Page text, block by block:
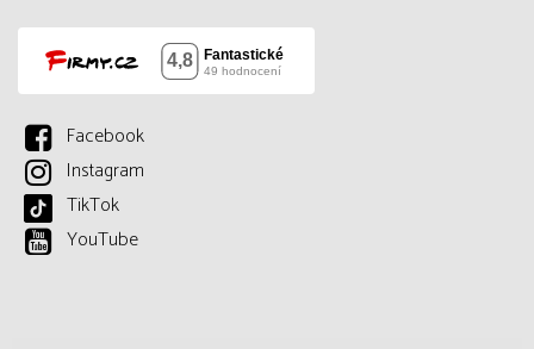
Facebook
Instagram
TikTok
YouTube